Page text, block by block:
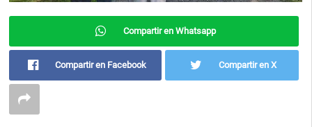
Compartir en Whatsapp
Compartir en Facebook Compartir en X